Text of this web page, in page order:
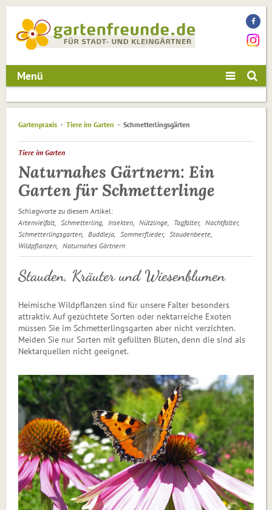
Menü
Gartenpraxis Tiere im Garten Schmetterlingsgärten
Tiere im Garten
Naturnahes Gärtnern: Ein
Garten für Schmetterlinge
Schlagworte zu diesem Artikel:
Artenvielfalt
Schmetterling Insekten Nützlinge Tagfalter
Nachtfalter
Schmetterlingsgarten
Buddleja Sommerflieder
Staudenbeete
Wildpflanzen
Naturnahes Gärtnern
Stauden, Kräuter und Wiesenblumen
Heimische Wildpflanzen sind für unsere Falter besonders
attraktiv. Auf gezüchtete Sorten oder nektarreiche Exoten
müssen Sie im Schmetterlingsgarten aber nicht verzichten.
Meiden Sie nur Sorten mit gefüllten Blüten, denn die sind als
Nektarquellen nicht geeignet.